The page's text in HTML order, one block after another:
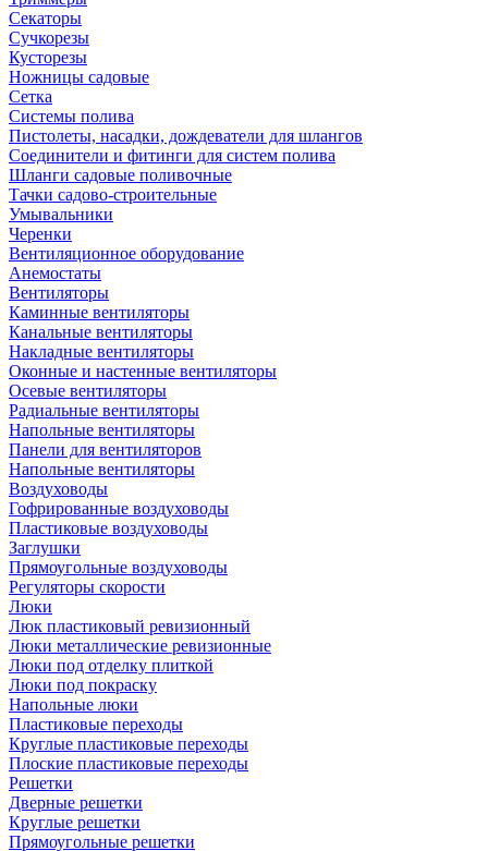
Секаторы
Сучкорезы
Кусторезы
Ножницы садовые
Сетка
Системы полива
Пистолеты, насадки, дождеватели для шлангов
Соединители и фитинги для систем полива
Шланги садовые поливочные
Тачки садово-строительные
Умывальники
Черенки
Вентиляционное оборудование
Анемостаты
Вентиляторы
Каминные вентиляторы
Канальные вентиляторы
Накладные вентиляторы
Оконные и настенные вентиляторы
Осевые вентиляторы
Радиальные вентиляторы
Напольные вентиляторы
Панели для вентиляторов
Напольные вентиляторы
Воздуховоды
Гофрированные воздуховоды
Пластиковые воздуховоды
Заглушки
Прямоугольные воздуховоды
Регуляторы скорости
Люки
Люк пластиковый ревизионный
Люки металлические ревизионные
Люки под отделку плиткой
Люки под покраску
Напольные люки
Пластиковые переходы
Круглые пластиковые переходы
Плоские пластиковые переходы
Решетки
Дверные решетки
Круглые решетки
Прямоугольные решетки